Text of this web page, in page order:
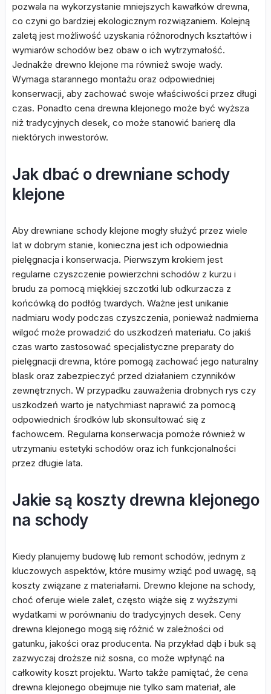
pozwala na wykorzystanie mniejszych kawałków drewna,
co czyni go bardziej ekologicznym rozwiązaniem. Kolejną
zaletą jest możliwość uzyskania różnorodnych kształtów i
wymiarów schodów bez obaw o ich wytrzymałość.
Jednakże drewno klejone ma również swoje wady.
Wymaga starannego montażu oraz odpowiedniej
konserwacji, aby zachować swoje właściwości przez długi
czas. Ponadto cena drewna klejonego może być wyższa
niż tradycyjnych desek, co może stanowić barierę dla
niektórych inwestorów.
Jak dbać o drewniane schody
klejone
Aby drewniane schody klejone mogły służyć przez wiele
lat w dobrym stanie, konieczna jest ich odpowiednia
pielęgnacja i konserwacja. Pierwszym krokiem jest
regularne czyszczenie powierzchni schodów z kurzu i
brudu za pomocą miękkiej szczotki lub odkurzacza z
końcówką do podłóg twardych. Ważne jest unikanie
nadmiaru wody podczas czyszczenia, ponieważ nadmierna
wilgoć może prowadzić do uszkodzeń materiału. Co jakiś
czas warto zastosować specjalistyczne preparaty do
pielęgnacji drewna, które pomogą zachować jego naturalny
blask oraz zabezpieczyć przed działaniem czynników
zewnętrznych. W przypadku zauważenia drobnych rys czy
uszkodzeń warto je natychmiast naprawić za pomocą
odpowiednich środków lub skonsultować się z
fachowcem. Regularna konserwacja pomoże również w
utrzymaniu estetyki schodów oraz ich funkcjonalności
przez długie lata.
Jakie są koszty drewna klejonego
na schody
Kiedy planujemy budowę lub remont schodów, jednym z
kluczowych aspektów, które musimy wziąć pod uwagę, są
koszty związane z materiałami. Drewno klejone na schody,
choć oferuje wiele zalet, często wiąże się z wyższymi
wydatkami w porównaniu do tradycyjnych desek. Ceny
drewna klejonego mogą się różnić w zależności od
gatunku, jakości oraz producenta. Na przykład dąb i buk są
zazwyczaj droższe niż sosna, co może wpłynąć na
całkowity koszt projektu. Warto także pamiętać, że cena
drewna klejonego obejmuje nie tylko sam materiał, ale